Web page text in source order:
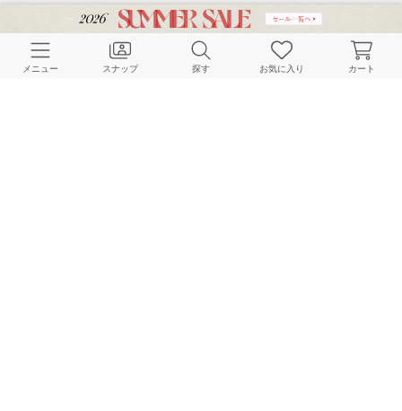
ご利用ガイド 店舗検索
メニュー スナップ 探す お気に入り カート